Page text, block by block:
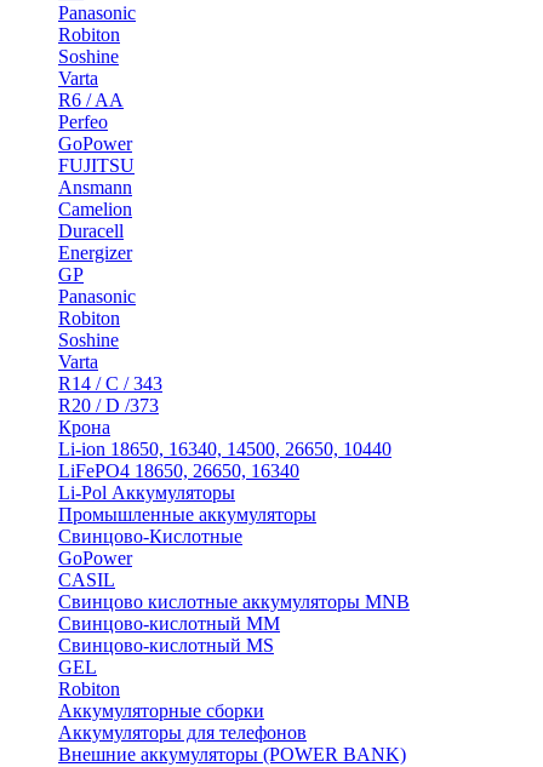
Panasonic
Robiton
Soshine
Varta
R6 / AA
Perfeo
GoPower
FUJITSU
Ansmann
Camelion
Duracell
Energizer
GP
Panasonic
Robiton
Soshine
Varta
R14 / C / 343
R20 / D /373
Крона
Li-ion 18650, 16340, 14500, 26650, 10440
LiFePO4 18650, 26650, 16340
Li-Pol Аккумуляторы
Промышленные аккумуляторы
Свинцово-Кислотные
GoPower
CASIL
Свинцово кислотные аккумуляторы MNB
Cвинцово-кислотный MM
Cвинцово-кислотный MS
GEL
Robiton
Аккумуляторные сборки
Аккумуляторы для телефонов
Внешние аккумуляторы (POWER BANK)